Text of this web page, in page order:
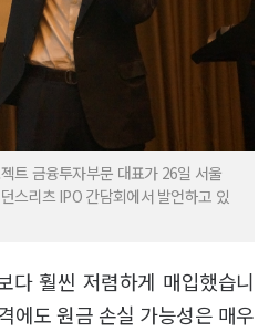
트 금융투자부문 대표가 26일 서울
스리츠 IPO 간담회에서 발언하고 있
다 훨씬 저렴하게 매입했습니
에도 원금 손실 가능성은 매우